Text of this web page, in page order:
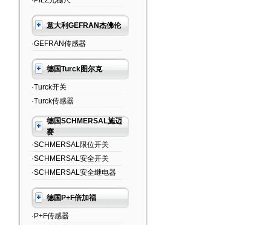
意大利GEFRAN杰佛伦
·GEFRAN传感器
德国Turck图尔克
·Turck开关
·Turck传感器
德国SCHMERSAL施迈
赛
·SCHMERSAL限位开关
·SCHMERSAL安全开关
·SCHMERSAL安全继电器
德国P+F倍加福
·P+F传感器